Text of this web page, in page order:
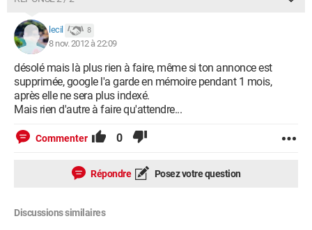
lecil 8
8 nov. 2012 à 22:09
désolé mais là plus rien à faire, même si ton annonce est
supprimée, google l'a garde en mémoire pendant 1 mois,
après elle ne sera plus indexé.
Mais rien d'autre à faire qu'attendre...
Commenter 0
Répondre Posez votre question
Discussions similaires